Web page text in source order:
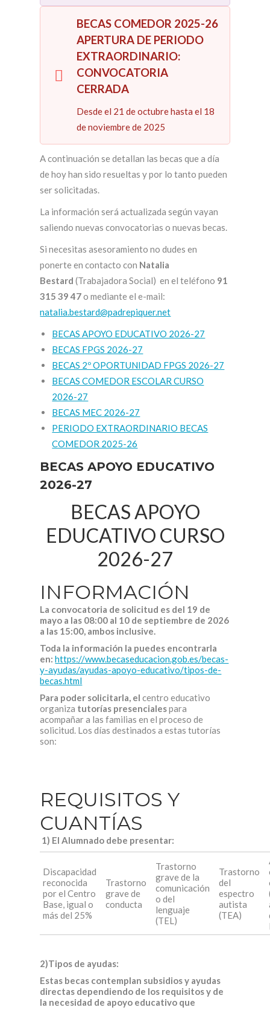
BECAS COMEDOR 2025-26
APERTURA DE PERIODO
EXTRAORDINARIO:
CONVOCATORIA
CERRADA
Desde el 21 de octubre hasta el 18
de noviembre de 2025
A continuación se detallan las becas que a día
de hoy han sido resueltas y por lo tanto pueden
ser solicitadas.
La información será actualizada según vayan
saliendo nuevas convocatorias o nuevas becas.
Si necesitas asesoramiento no dudes en
ponerte en contacto con Natalia
Bestard (Trabajadora Social) en el teléfono 91
315 39 47o mediante el e-mail:
natalia.bestard@padrepiquer.net
BECAS APOYO EDUCATIVO 2026-27
BECAS FPGS 2026-27
BECAS 2º OPORTUNIDAD FPGS 2026-27
BECAS COMEDOR ESCOLAR CURSO
2026-27
BECAS MEC 2026-27
PERIODO EXTRAORDINARIO BECAS
COMEDOR 2025-26
BECAS APOYO EDUCATIVO
2026-27
BECAS APOYO
EDUCATIVO CURSO
2026-27
INFORMACIÓN
La convocatoria de solicitud es del 19 de
mayo a las 08:00 al 10 de septiembre de 2026
a las 15:00, ambos inclusive.
Toda la información la puedes encontrarla
en:https://www.becaseducacion.gob.es/becas-
y-ayudas/ayudas-apoyo-educativo/tipos-de-
becas.html
Para poder solicitarla, el centro educativo
organiza tutorías presencialespara
acompañar a las familias en el proceso de
solicitud. Los días destinados a estas tutorías
son:
REQUISITOS Y
CUANTÍAS
1) El Alumnado debe presentar:
Discapacidad
reconocida
por el Centro
Base, igual o
más del 25%
Trastorno
grave de
conducta
Trastorno
grave de la
comunicación
o del
lenguaje
(TEL)
Trastorno
del
espectro
autista
(TEA)
2)Tipos de ayudas:
Estas becas contemplan subsidios y ayudas
directas dependiendo de los requisitos y de
la necesidad de apoyo educativo que